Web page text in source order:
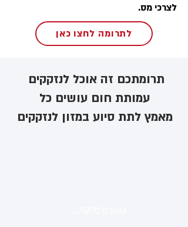
לצרכי מס.
לתרומה לחצו כאן
תרומתכם זה אוכל לנזקקים ​
עמותת חום עושים כל
מאמץ לתת סיוע במזון לנזקקים